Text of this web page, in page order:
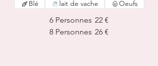
6 Personnes 22 €
8 Personnes 26 €
Blé lait de vache Oeufs